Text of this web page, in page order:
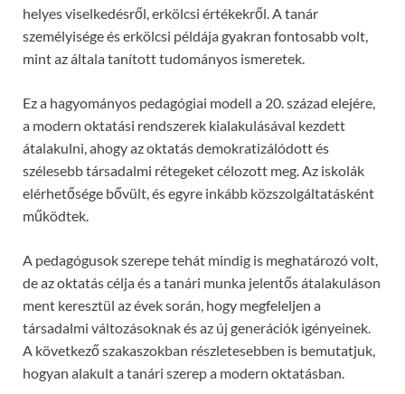
helyes viselkedésről, erkölcsi értékekről. A tanár
személyisége és erkölcsi példája gyakran fontosabb volt,
mint az általa tanított tudományos ismeretek.
Ez a hagyományos pedagógiai modell a 20. század elejére,
a modern oktatási rendszerek kialakulásával kezdett
átalakulni, ahogy az oktatás demokratizálódott és
szélesebb társadalmi rétegeket célozott meg. Az iskolák
elérhetősége bővült, és egyre inkább közszolgáltatásként
működtek.
A pedagógusok szerepe tehát mindig is meghatározó volt,
de az oktatás célja és a tanári munka jelentős átalakuláson
ment keresztül az évek során, hogy megfeleljen a
társadalmi változásoknak és az új generációk igényeinek.
A következő szakaszokban részletesebben is bemutatjuk,
hogyan alakult a tanári szerep a modern oktatásban.